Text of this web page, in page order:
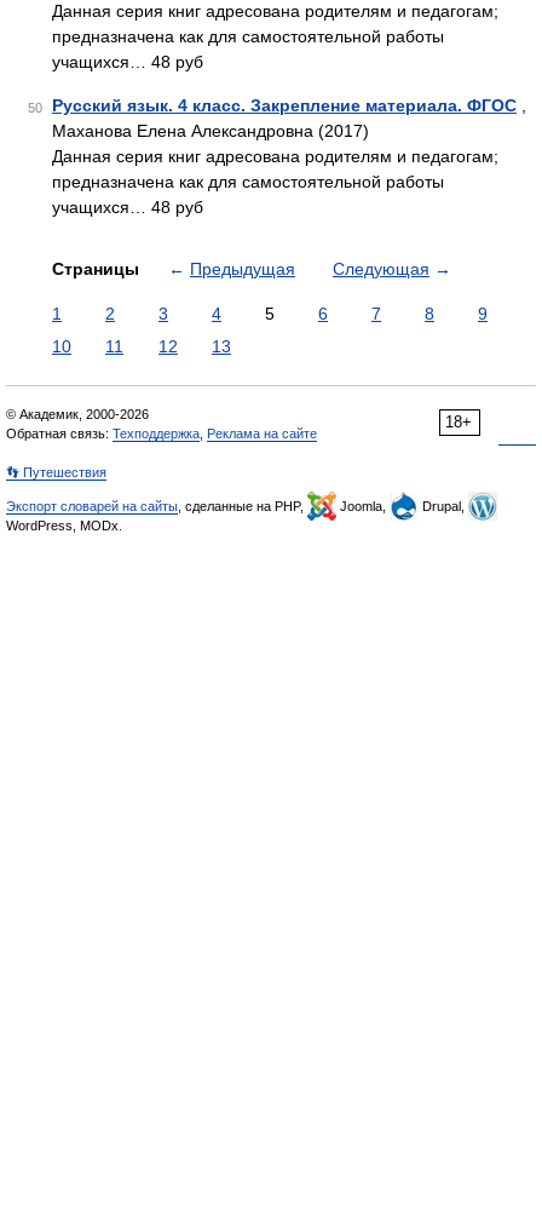
Данная серия книг адресована родителям и педагогам;
предназначена как для самостоятельной работы
учащихся… 48 руб
50 Русский язык. 4 класс. Закрепление материала. ФГОС
Маханова Елена Александровна (2017)
Данная серия книг адресована родителям и педагогам;
предназначена как для самостоятельной работы
учащихся… 48 руб
Страницы ← Предыдущая Следующая →
1 2 3 4 5 6 7 8
9
10
11 12 13
18+
© Академик, 2000-2026
Обратная связь: Техподдержка Реклама на сайте
👣 Путешествия
Экспорт словарей на сайты , сделанные на PHP, Joomla,
Drupal,
WordPress, MODx.